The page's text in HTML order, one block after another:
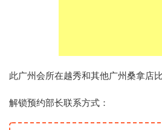
此广州会所在越秀和其他广州桑拿店
解锁预约部长联系方式：